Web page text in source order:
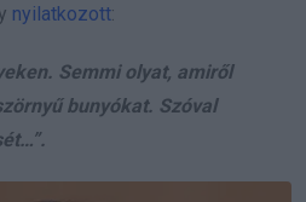
nyilatkozott:
Semmi olyat, amiről
bunyókat. Szóval